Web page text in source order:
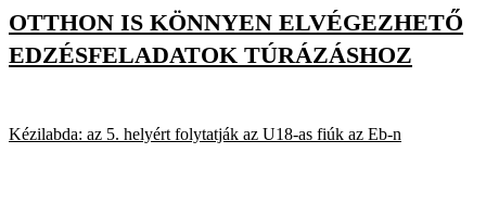
OTTHON IS KÖNNYEN ELVÉGEZHETŐ
EDZÉSFELADATOK TÚRÁZÁSHOZ
Kézilabda: az 5. helyért folytatják az U18-as fiúk az Eb-n